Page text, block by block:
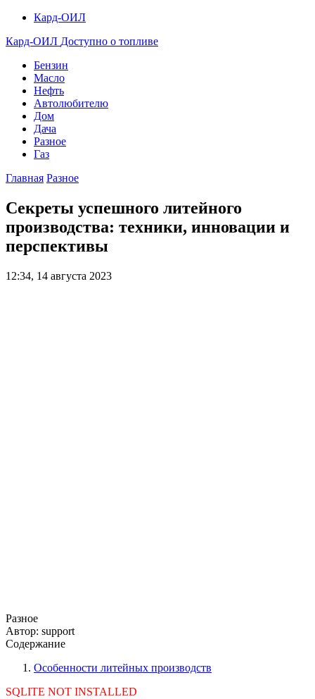
Кард-ОИЛ
Кард-ОИЛ Доступно о топливе
Бензин
Масло
Нефть
Автолюбителю
Дом
Дача
Разное
Газ
Главная Разное
Секреты успешного литейного
производства: техники, инновации и
перспективы
12:34, 14 августа 2023
Разное
Автор: support
Содержание
Особенности литейных производств
SQLITE NOT INSTALLED